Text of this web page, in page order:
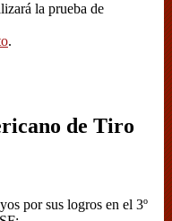
la prueba de
.
de Tiro
por sus logros en el 3º